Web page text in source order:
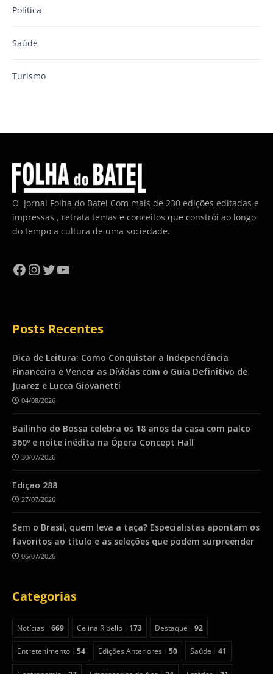
Política
Saúde
Turismo
O Jornal Folha do Batel Com mais de 230 edições editadas e
impressas , retrata temas e conceitos que constrói ao longo
do tempo a cultura de uma sociedade.
Facebook
Instagram
Twitter
YouTube
Posts Recentes
Dica de Leitura: Como Conquistar a Independência
Financeira e Vencer as Dívidas com o Guia Definitivo de
Juarez e Lucca Giovanetti
04/08/2026
Bailinho do Bossa celebra os 18 anos da casa com palco
360º e noite inédita na Ópera Concept Hall
30/07/2026
Ediçao 288
27/07/2026
Sem o Brasil, quem leva a taça? Especialistas apontam os
favoritos ao título e as seleções que podem surpreender
06/07/2026
Categorias
Notícias 669 Celina Ribello 173 Destaque 92
Entretenimento 54 Edições Anteriores 50 Saúde 41